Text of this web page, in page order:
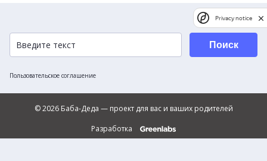
Пользовательское соглашение
Поиск
© 2026 Баба-Деда — проект для вас и ваших родителей
Разработка
Privacy notice